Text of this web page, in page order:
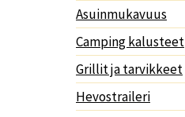
Asuinmukavuus
Camping kalusteet
Grillit ja tarvikkeet
Hevostraileri